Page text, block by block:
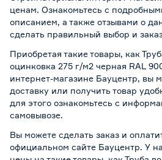
ценам. Ознакомьтесь с
описанием, а также отзывами о
сделать правильный выбор и
Приобретая такие товары, как
оцинковка 275 г/м2 черная RAL
интернет-магазине Бауцентр, вы
доставку или получить товар
для этого ознакомьтесь с
самовывозе.
Вы можете сделать заказ и
официальном сайте Бауцентр. У